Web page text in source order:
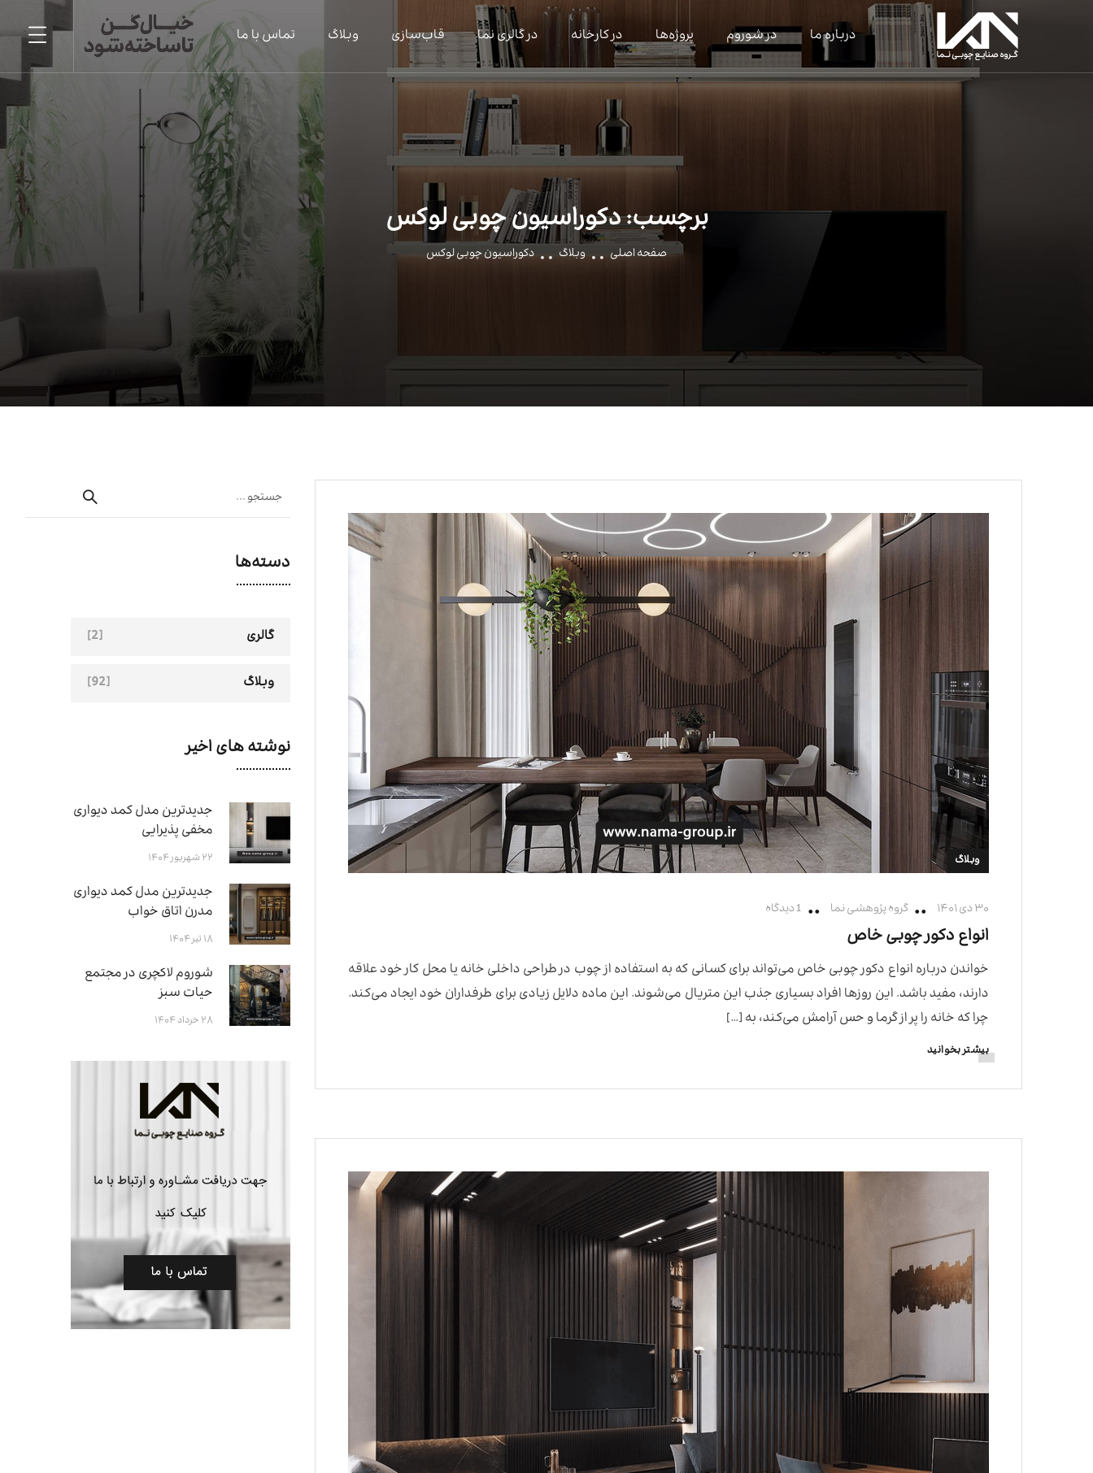
درباره ما در شوروم پروژه‌ها در کارخانه در گالری نما قاب‌سازی وبلاگ تماس با ما
برچسب:دکوراسیون چوبی لوکس
صفحه اصلی وبلاگ دکوراسیون چوبی لوکس
وبلاگ
۳۰ دی ۱۴۰۱ گروه پژوهشی نما 1 دیدگاه
انواع دکور چوبی خاص
خواندن درباره انواع دکور چوبی خاص می‌تواند برای کسانی که به استفاده از چوب در طراحی داخلی خانه یا محل کار خود علاقه
دارند، مفید باشد. این روزها افراد بسیاری جذب این متریال می‌شوند. این ماده دلایل زیادی برای طرفداران خود ایجاد می‌کند.
چرا که خانه را پر از گرما و حس آرامش می‌کند، به […]
بیشتر بخوانید
دسته‌ها
گالری [2]
وبلاگ [92]
نوشته های اخیر
جدیدترین مدل کمد دیواری
مخفی پذیرایی
۲۲ شهریور ۱۴۰۴
جدیدترین مدل کمد دیواری
مدرن اتاق خواب
۱۸ تیر ۱۴۰۴
شوروم لاکچری در مجتمع
حیات سبز
۲۸ خرداد ۱۴۰۴